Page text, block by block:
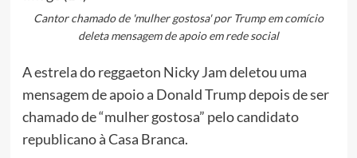
Cantor chamado de 'mulher gostosa' por Trump em comício
deleta mensagem de apoio em rede social
A estrela do reggaeton Nicky Jam deletou uma
mensagem de apoio a Donald Trump depois de ser
chamado de “mulher gostosa” pelo candidato
republicano à Casa Branca.